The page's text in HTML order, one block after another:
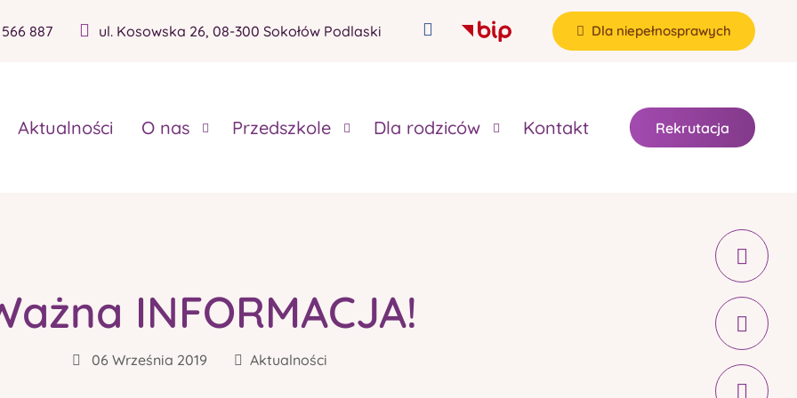
887 ul. Kosowska 26, 08-300 Sokołów Podlaski Dla niepełnosprawych
Aktualności O nas Przedszkole Dla rodziców Kontakt Rekrutacja
INFORMACJA!
06 Września 2019 Aktualności